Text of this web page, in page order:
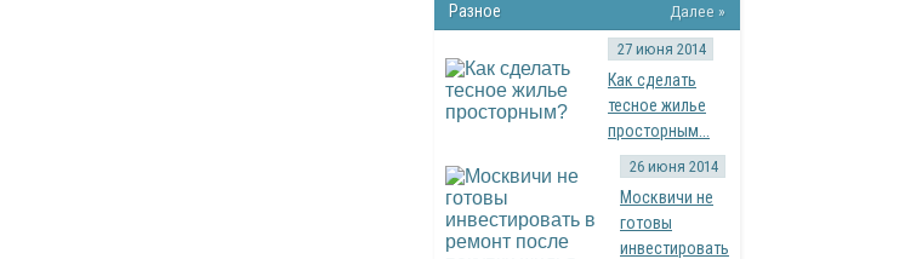
Разное Далее »
27 июня 2014
Как сделать
тесное жилье
просторным...
26 июня 2014
Москвичи не
готовы
инвестировать